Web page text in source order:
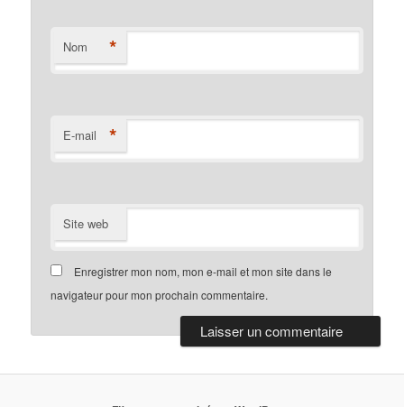
Nom *
E-mail *
Site web
Enregistrer mon nom, mon e-mail et mon site dans le
navigateur pour mon prochain commentaire.